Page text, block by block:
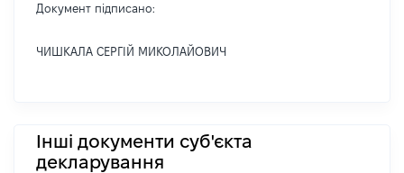
Документ підписано:
ЧИШКАЛА СЕРГІЙ МИКОЛАЙОВИЧ
Інші документи суб'єкта
декларування